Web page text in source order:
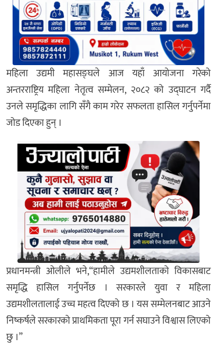
महिला उद्यमी महासङ्घले आज यहाँ आयोजना गरेको
अन्तरराष्ट्रिय महिला नेतृत्व सम्मेलन, २०८२ को उद्घाटन गर्दै
उनले समृद्धिका लागि सँगै काम गरेर सफलता हासिल गर्नुपर्नेमा
जोड दिएका हुन् ।
प्रधानमन्त्री ओलीले भने,“हामीले उद्यमशीलताको विकासबाट
समृद्धि हासिल गर्नुपर्नेछ । सरकारले युवा र महिला
उद्यमशीलतालाई उच्च महत्व दिएको छ । यस सम्मेलनबाट आउने
निष्कर्षले सरकारको प्राथमिकता पूरा गर्न सघाउने विश्वास लिएको
छु ।”